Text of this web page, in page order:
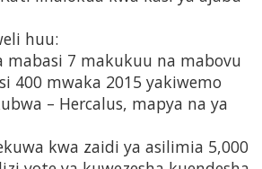
huu:
mabasi 7 makukuu na mabovu
400 mwaka 2015 yakiwemo
– Hercalus, mapya na ya
kwa zaidi ya asilimia 5,000